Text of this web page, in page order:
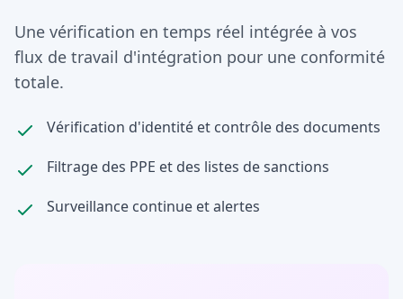
Une vérification en temps réel intégrée à vos
flux de travail d'intégration pour une conformité
totale.
Vérification d'identité et contrôle des documents
Filtrage des PPE et des listes de sanctions
Surveillance continue et alertes